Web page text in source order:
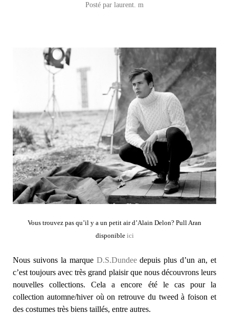
Posté par laurent. m
Vous trouvez pas qu’il y a un petit air d’Alain Delon? Pull Aran
disponible ici
Nous suivons la marque D.S.Dundeedepuis plus d’un an, et
c’est toujours avec très grand plaisir que nous découvrons leurs
nouvelles collections. Cela a encore été le cas pour la
collection automne/hiver où on retrouve du tweed à foison et
des costumes très biens taillés, entre autres.